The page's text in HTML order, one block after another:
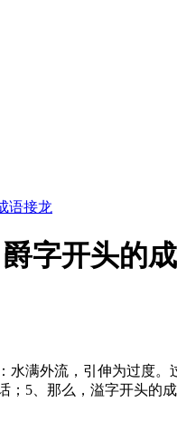
语接龙
字开头的
水满外流，引伸为过度
5、那么，溢字开头的